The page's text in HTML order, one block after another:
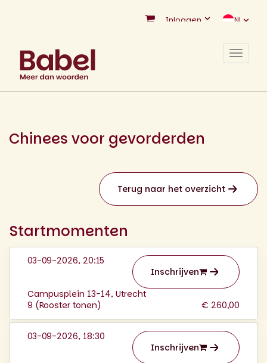
Inloggen NL
Toggle
Chinees voor gevorderden
Terug naar het overzicht
Startmomenten
03-09-2026, 20:15
Inschrijven
Campusplein 13-14, Utrecht
9 (Rooster tonen) € 260,00
03-09-2026, 18:30
Inschrijven